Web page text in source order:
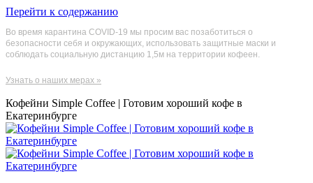
Перейти к содержанию
Во время карантина COVID-19 мы просим вас позаботиться о
безопасности себя и окружающих, использовать защитные маски и
соблюдать социальную дистанцию 1,5м на территории кофеен.
Узнать о наших мерах »
Кофейни Simple Coffee | Готовим хороший кофе в
Екатеринбурге